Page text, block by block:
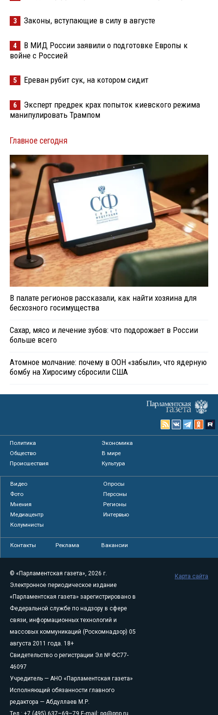
3 Законы, вступающие в силу в августе
4
В МИД России заявили о подготовке Европы к
войне с Россией
5 Ереван рубит сук, на котором сидит
6
Эксперт предрек крах попыток киевского режима
манипулировать Трампом
Главное сегодня
В палате регионов рассказали, как найти хозяина для
бесхозного госимущества
Сахар, мясо и лечение зубов: что подорожает в России
больше всего
Атомное молчание: почему в ООН «забыли», что ядерную
бомбу на Хиросиму сбросили США
Политика
Экономика
Общество
В мире
Происшествия
Культура
Видео
Опросы
Фото
Персоны
Мнения
Регионы
Медиацентр
Интервью
Колумнисты
Контакты Реклама Вакансии
© «Парламентская газета», 2026 г.
Электронное периодическое издание
«Парламентская газета» зарегистрировано в
Федеральной службе по надзору в сфере
связи, информационных технологий и
массовых коммуникаций (Роскомнадзор) 05
августа 2011 года. 18+
Свидетельство о регистрации Эл № ФС77-
46097
Учредитель — АНО «Парламентская газета»
Исполняющий обязанности главного
редактора — Абдуллаев М.Р.
Карта сайта